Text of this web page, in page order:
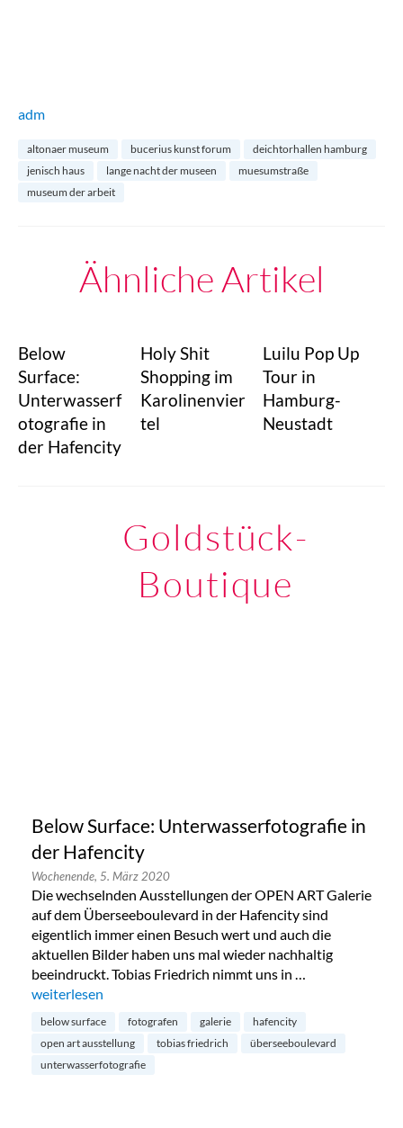
adm
altonaer museum bucerius kunst forum
deichtorhallen hamburg
jenisch haus
lange nacht der museen
muesumstraße
museum der arbeit
Ähnliche Artikel
Below
Surface:
Unterwasserf
otografie in
der Hafencity
Holy Shit
Shopping im
Karolinenvier
tel
Luilu Pop Up
Tour in
Hamburg-
Neustadt
Goldstück-
Boutique
Below Surface: Unterwasserfotografie in
der Hafencity
Wochenende, 5. März 2020
Die wechselnden Ausstellungen der OPEN ART Galerie
auf dem Überseeboulevard in der Hafencity sind
eigentlich immer einen Besuch wert und auch die
aktuellen Bilder haben uns mal wieder nachhaltig
beeindruckt. Tobias Friedrich nimmt uns in …
„Below Surface: Unterwasserfotografie in der Hafencity“
weiterlesen
below surface fotografen galerie
hafencity
open art ausstellung
tobias friedrich
überseeboulevard
unterwasserfotografie